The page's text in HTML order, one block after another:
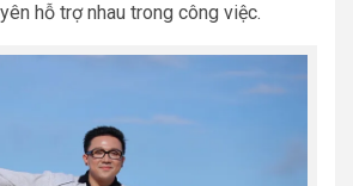
hỗ trợ nhau trong công việc.